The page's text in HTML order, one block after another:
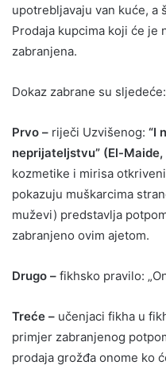
upotrebljavaju van kuće, a
Prodaja kupcima koji će je
zabranjena.
Dokaz zabrane su sljedeće:
Prvo – riječi Uzvišenog: “I
neprijateljstvu” (El-Maide,
kozmetike i mirisa
pokazuju muškarcima
muževi) predstavlja
zabranjeno ovim ajetom.
Drugo – fikhsko pravilo:
Treće – učenjaci fikha u
primjer zabranjenog
prodaja grožđa onome ko